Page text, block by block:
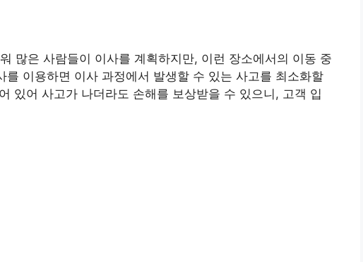
많은 사람들이 이사를 계획하지만, 이런 장소에서의 이동 중
를 이용하면 이사 과정에서 발생할 수 있는 사고를 최소화할
있어 사고가 나더라도 손해를 보상받을 수 있으니, 고객 입